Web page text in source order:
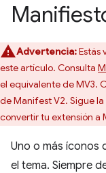
Advertencia:Estás
este artículo. Consulta
el equivalente de MV3.
de Manifest V2. Sigue la
convertir tu extensión a
Uno o más íconos
el tema. Siempre